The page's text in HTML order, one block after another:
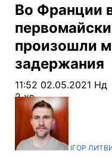
Во Франции
произошли
задержания
11:52 02.05.2021 Нд
2 хв
ІГОР